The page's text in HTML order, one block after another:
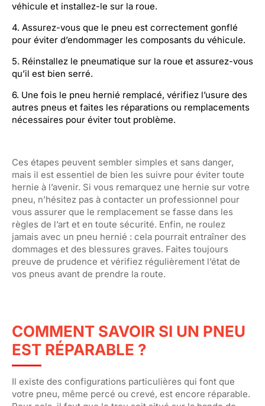
véhicule et installez-le sur la roue.
4. Assurez-vous que le pneu est correctement gonflé
pour éviter d’endommager les composants du véhicule.
5. Réinstallez le pneumatique sur la roue et assurez-vous
qu’il est bien serré.
6. Une fois le pneu hernié remplacé, vérifiez l’usure des
autres pneus et faites les réparations ou remplacements
nécessaires pour éviter tout problème.
Ces étapes peuvent sembler simples et sans danger,
mais il est essentiel de bien les suivre pour éviter toute
hernie à l’avenir. Si vous remarquez une hernie sur votre
pneu, n’hésitez pas à contacter un professionnel pour
vous assurer que le remplacement se fasse dans les
règles de l’art et en toute sécurité. Enfin, ne roulez
jamais avec un pneu hernié : cela pourrait entraîner des
dommages et des blessures graves. Faites toujours
preuve de prudence et vérifiez régulièrement l’état de
vos pneus avant de prendre la route.
COMMENT SAVOIR SI UN PNEU
EST RÉPARABLE ?
Il existe des configurations particulières qui font que
votre pneu, même percé ou crevé, est encore réparable.